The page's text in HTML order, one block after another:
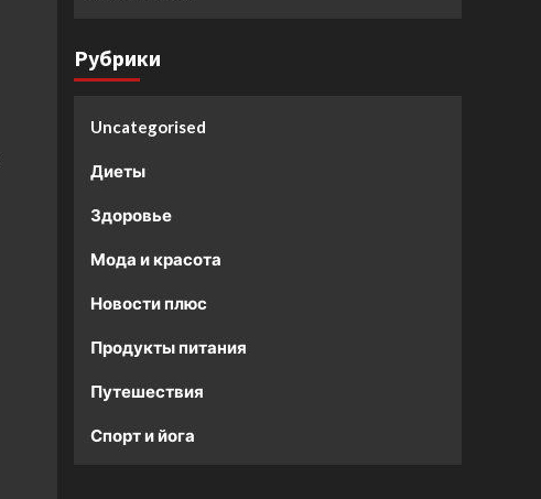
Рубрики
Uncategorised
Диеты
Здоровье
Мода и красота
Новости плюс
Продукты питания
Путешествия
Спорт и йога